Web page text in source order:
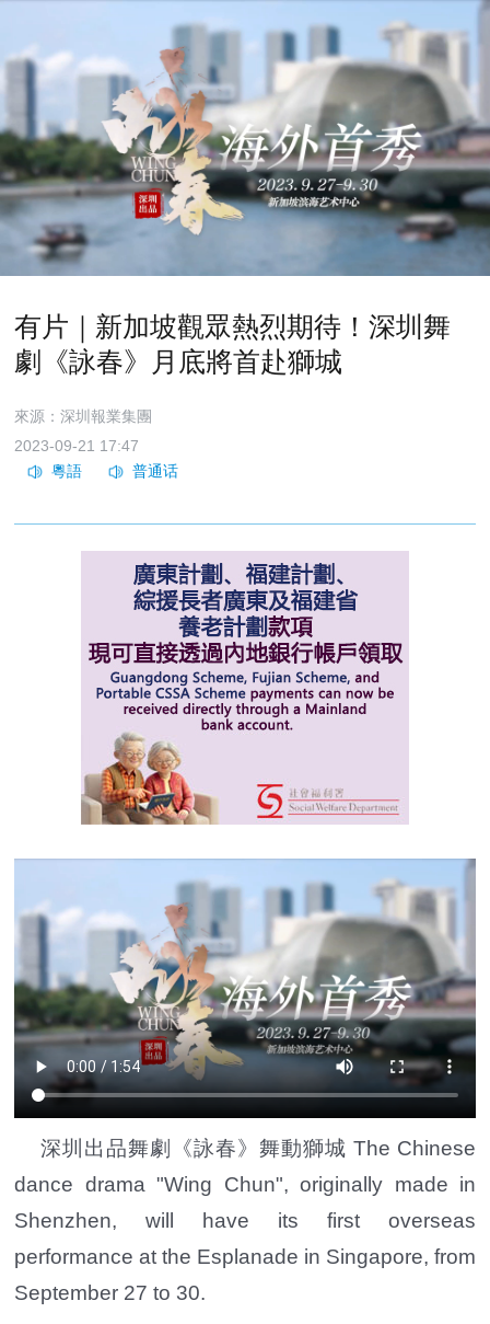
有片｜新加坡觀眾熱烈期待！深圳舞
劇《詠春》月底將首赴獅城
來源：深圳報業集團
2023-09-21 17:47
深圳出品舞劇《詠春》舞動獅城 The Chinese
dance drama "Wing Chun", originally made in
Shenzhen, will have its first overseas
performance at the Esplanade in Singapore, from
September 27 to 30.